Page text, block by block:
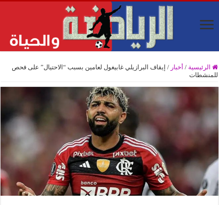
الرئيسية / أخبار / إيقاف البرازيلي غابيغول لعامين بسبب “الاحتيال” على فحص
للمنشطات